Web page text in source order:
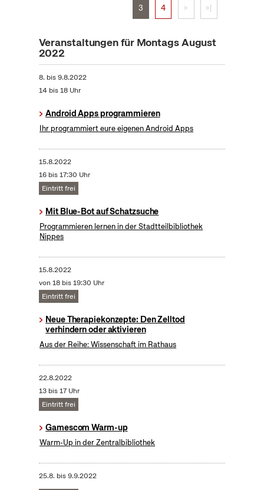
3 4 > >|
Veranstaltungen für Montags August
2022
8. bis9.8.2022
14 bis 18 Uhr
Android Apps programmieren
Ihr programmiert eure eigenen Android Apps
15.8.2022
16 bis 17:30 Uhr
Eintritt frei
Mit Blue-Bot auf Schatzsuche
Programmieren lernen in der Stadtteilbibliothek
Nippes
15.8.2022
von 18 bis 19:30 Uhr
Eintritt frei
Neue Therapiekonzepte: Den Zelltod
verhindern oder aktivieren
Aus der Reihe: Wissenschaft im Rathaus
22.8.2022
13 bis 17 Uhr
Eintritt frei
Gamescom Warm-up
Warm-Up in der Zentralbibliothek
25.8. bis9.9.2022